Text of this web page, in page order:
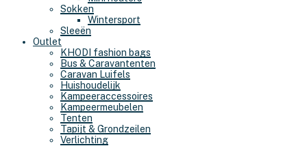
Sokken
Wintersport
Sleeën
Outlet
KHODI fashion bags
Bus & Caravantenten
Caravan Luifels
Huishoudelijk
Kampeeraccessoires
Kampeermeubelen
Tenten
Tapijt & Grondzeilen
Verlichting